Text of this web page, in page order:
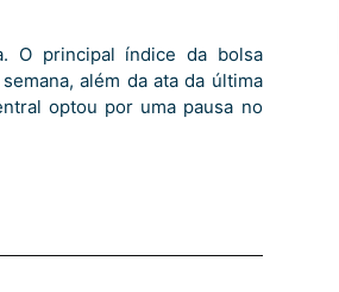
O principal índice da bolsa
além da ata da última
optou por uma pausa no